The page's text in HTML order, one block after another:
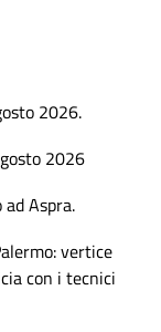
2026.
2026
Aspra.
vertice
con i tecnici